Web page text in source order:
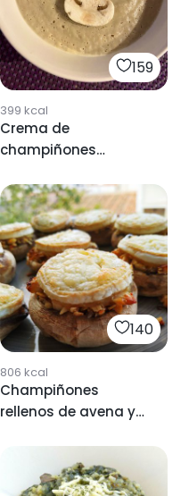
159
399 kcal
Crema de
champiñones
140
806 kcal
Champiñones
rellenos de avena y